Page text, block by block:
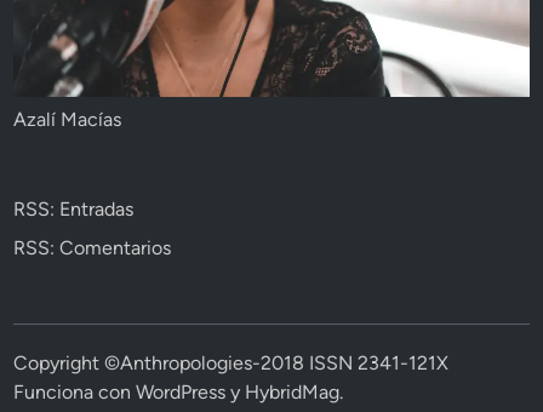
Azalí Macías
RSS: Entradas
RSS: Comentarios
Copyright ©Anthropologies-2018 ISSN 2341-121X
Funciona conWordPress y HybridMag.